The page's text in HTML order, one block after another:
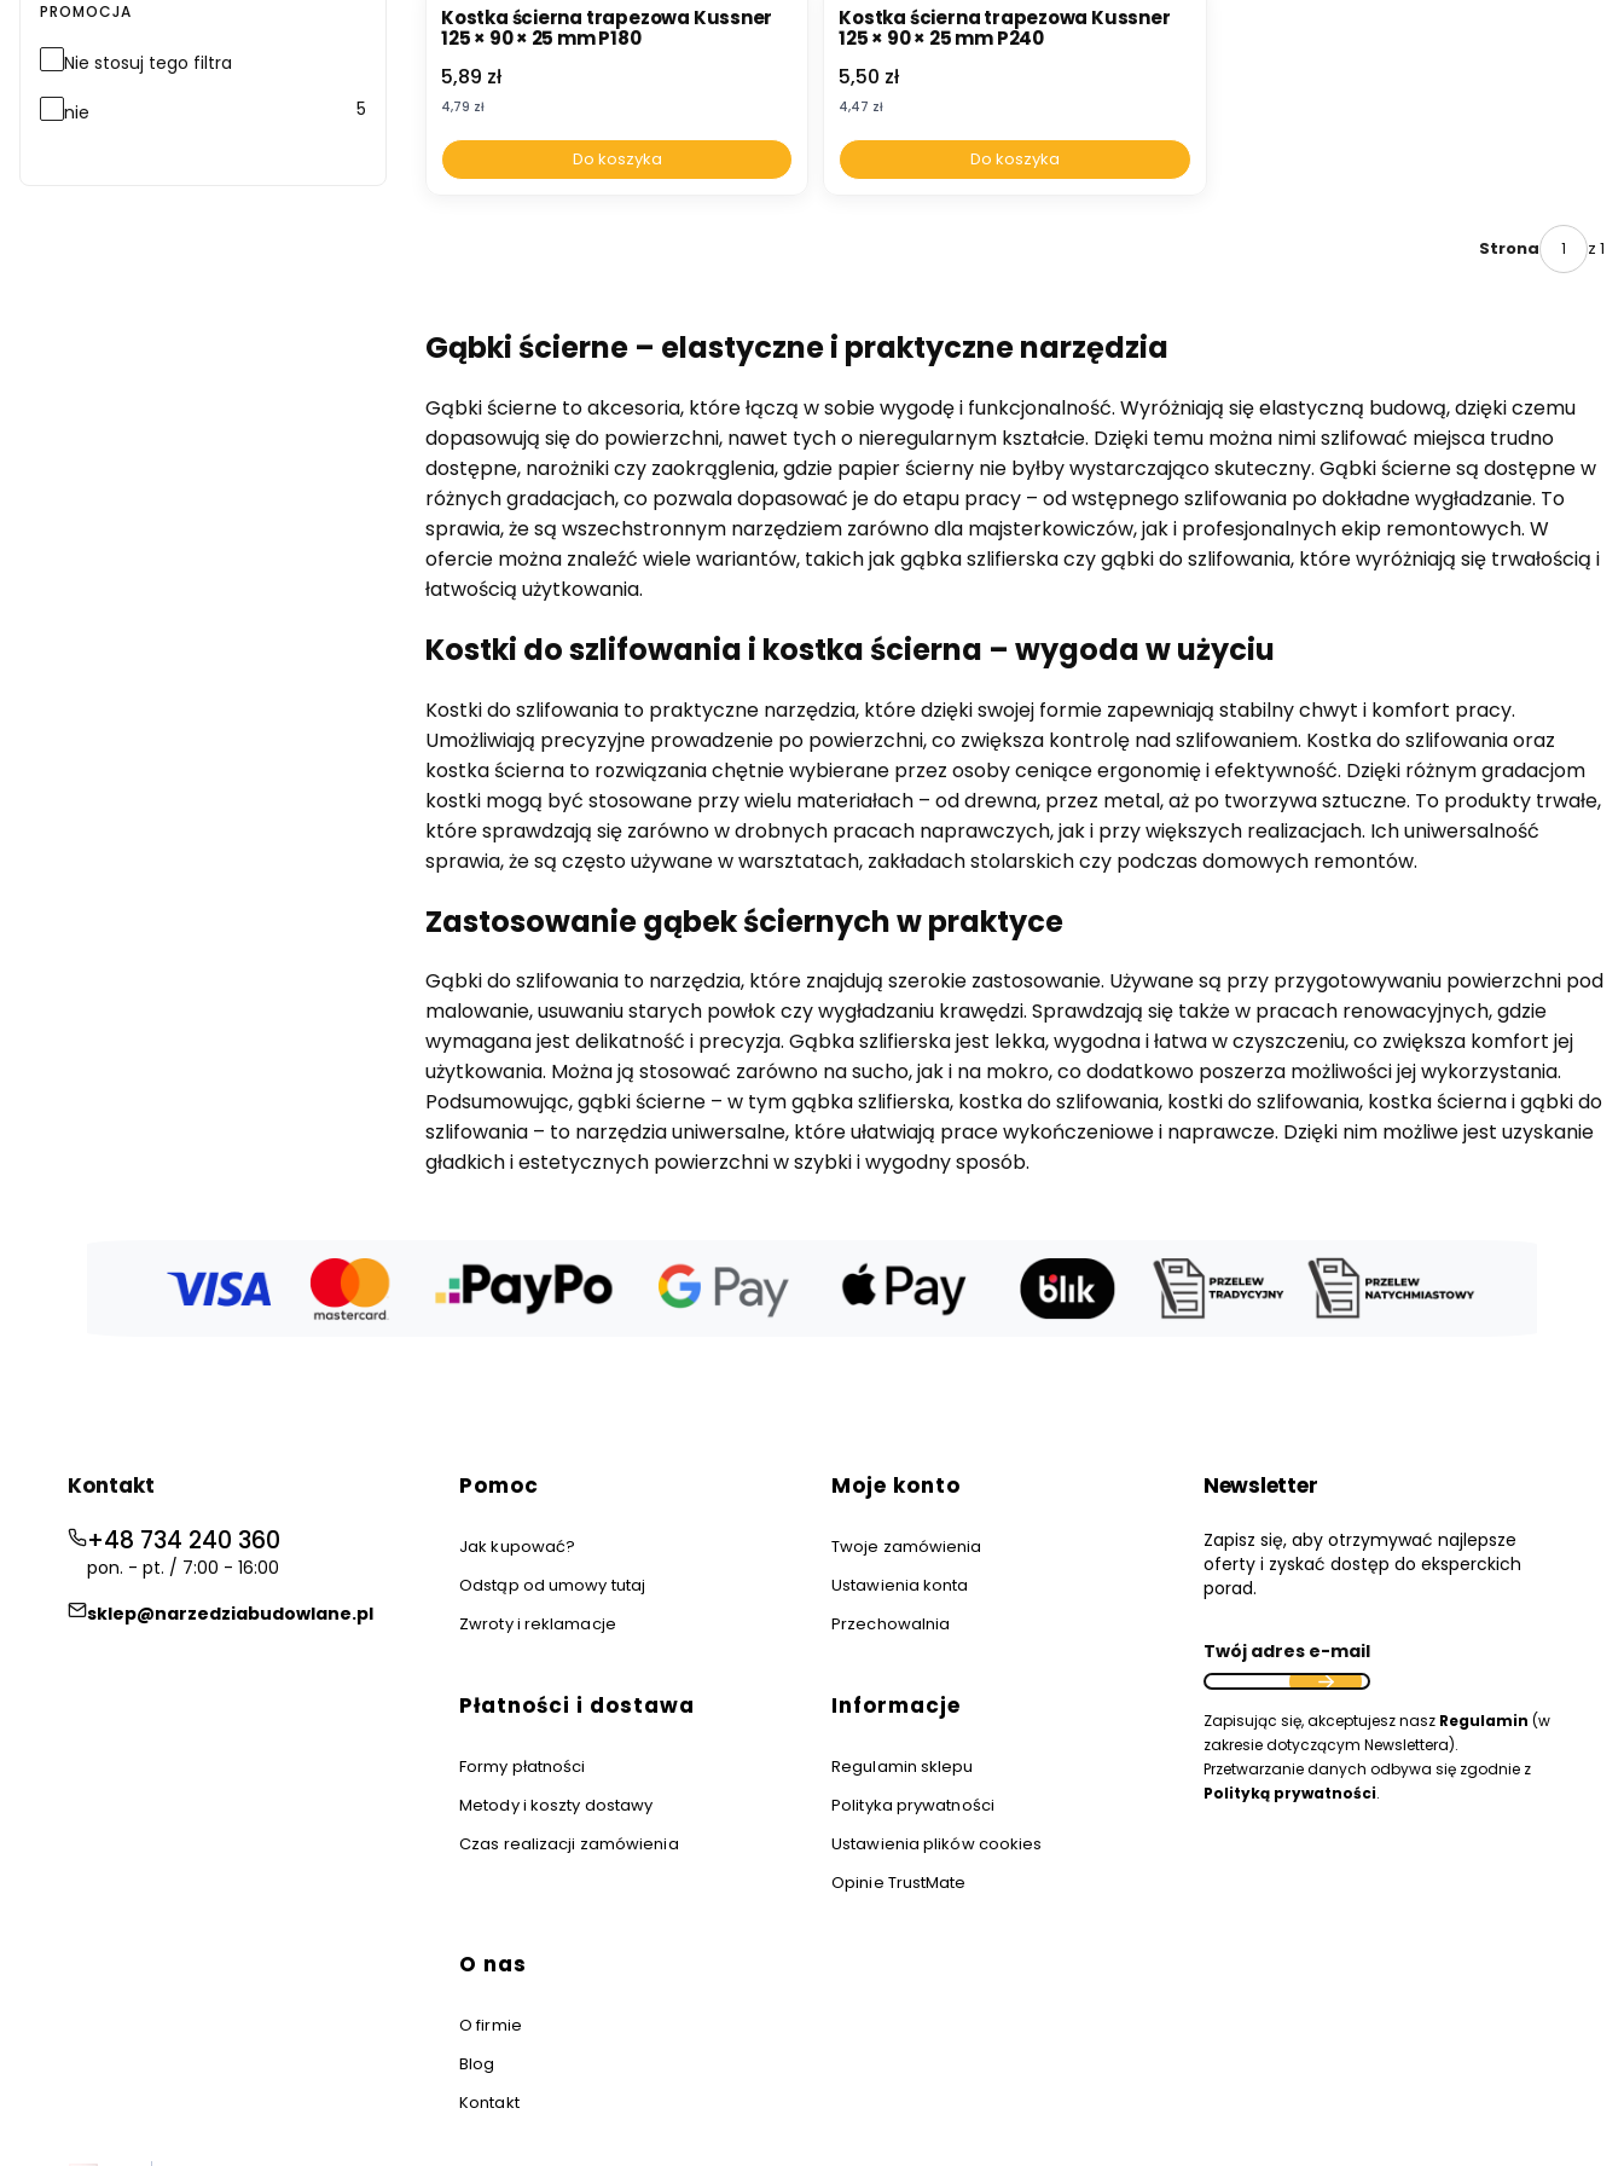
PROMOCJA
Nie stosuj tego filtra
nie 5
Kostka ścierna trapezowa Kussner
125 × 90 × 25 mm P180
Cena
5,89 zł
Cena
4,79 zł
Do koszyka
Kostka ścierna trapezowa Kussner
125 × 90 × 25 mm P240
Cena
5,50 zł
Cena
4,47 zł
Do koszyka
Strona z 1
Gąbki ścierne – elastyczne i praktyczne narzędzia
Gąbki ścierne to akcesoria, które łączą w sobie wygodę i funkcjonalność. Wyróżniają się elastyczną budową, dzięki czemu
dopasowują się do powierzchni, nawet tych o nieregularnym kształcie. Dzięki temu można nimi szlifować miejsca trudno
dostępne, narożniki czy zaokrąglenia, gdzie papier ścierny nie byłby wystarczająco skuteczny. Gąbki ścierne są dostępne w
różnych gradacjach, co pozwala dopasować je do etapu pracy – od wstępnego szlifowania po dokładne wygładzanie. To
sprawia, że są wszechstronnym narzędziem zarówno dla majsterkowiczów, jak i profesjonalnych ekip remontowych. W
ofercie można znaleźć wiele wariantów, takich jak gąbka szlifierska czy gąbki do szlifowania, które wyróżniają się trwałością i
łatwością użytkowania.
Kostki do szlifowania i kostka ścierna – wygoda w użyciu
Kostki do szlifowania to praktyczne narzędzia, które dzięki swojej formie zapewniają stabilny chwyt i komfort pracy.
Umożliwiają precyzyjne prowadzenie po powierzchni, co zwiększa kontrolę nad szlifowaniem. Kostka do szlifowania oraz
kostka ścierna to rozwiązania chętnie wybierane przez osoby ceniące ergonomię i efektywność. Dzięki różnym gradacjom
kostki mogą być stosowane przy wielu materiałach – od drewna, przez metal, aż po tworzywa sztuczne. To produkty trwałe,
które sprawdzają się zarówno w drobnych pracach naprawczych, jak i przy większych realizacjach. Ich uniwersalność
sprawia, że są często używane w warsztatach, zakładach stolarskich czy podczas domowych remontów.
Zastosowanie gąbek ściernych w praktyce
Gąbki do szlifowania to narzędzia, które znajdują szerokie zastosowanie. Używane są przy przygotowywaniu powierzchni pod
malowanie, usuwaniu starych powłok czy wygładzaniu krawędzi. Sprawdzają się także w pracach renowacyjnych, gdzie
wymagana jest delikatność i precyzja. Gąbka szlifierska jest lekka, wygodna i łatwa w czyszczeniu, co zwiększa komfort jej
użytkowania. Można ją stosować zarówno na sucho, jak i na mokro, co dodatkowo poszerza możliwości jej wykorzystania.
Podsumowując, gąbki ścierne – w tym gąbka szlifierska, kostka do szlifowania, kostki do szlifowania, kostka ścierna i gąbki do
szlifowania – to narzędzia uniwersalne, które ułatwiają prace wykończeniowe i naprawcze. Dzięki nim możliwe jest uzyskanie
gładkich i estetycznych powierzchni w szybki i wygodny sposób.
Kontakt
+48 734 240 360
pon. - pt. / 7:00 - 16:00
sklep@narzedziabudowlane.pl
Linki w stopce
Pomoc
Jak kupować?
Odstąp od umowy tutaj
Zwroty i reklamacje
Moje konto
Twoje zamówienia
Ustawienia konta
Przechowalnia
Płatności i dostawa
Formy płatności
Metody i koszty dostawy
Czas realizacji zamówienia
Informacje
Regulamin sklepu
Polityka prywatności
Ustawienia plików cookies
Opinie TrustMate
O nas
O firmie
Blog
Kontakt
Newsletter
Zapisz się, aby otrzymywać najlepsze
oferty i zyskać dostęp do eksperckich
porad.
Twój adres e-mail
Zapisując się, akceptujesz nasz Regulamin (w
zakresie dotyczącym Newslettera).
Przetwarzanie danych odbywa się zgodnie z
Polityką prywatności.